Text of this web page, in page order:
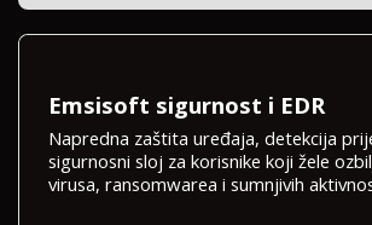
Emsisoft sigurnost i EDR
Napredna zaštita uređaja, detekcija
sigurnosni sloj za korisnike koji žele
virusa, ransomwarea i sumnjivih